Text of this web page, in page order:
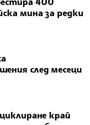
мина за редки
след месеци
край